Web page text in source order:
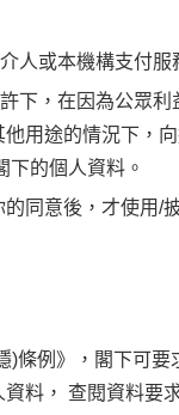
人或本機構支付服
下，在因為公眾
用途的情況下，
下的個人資料。
同意後，才使用/
)條例》，閣下可要
料， 查閱資料要